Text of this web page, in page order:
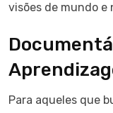
visões de mundo
Para aqueles que